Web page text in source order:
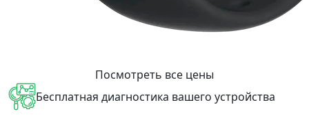
Посмотреть все цены
Бесплатная диагностика вашего устройства